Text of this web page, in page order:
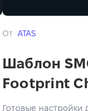
От ATAS
Шаблон
Footprint
Готовые настройки